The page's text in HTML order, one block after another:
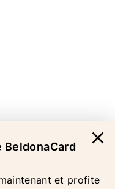
BeldonaCard
et profite
close